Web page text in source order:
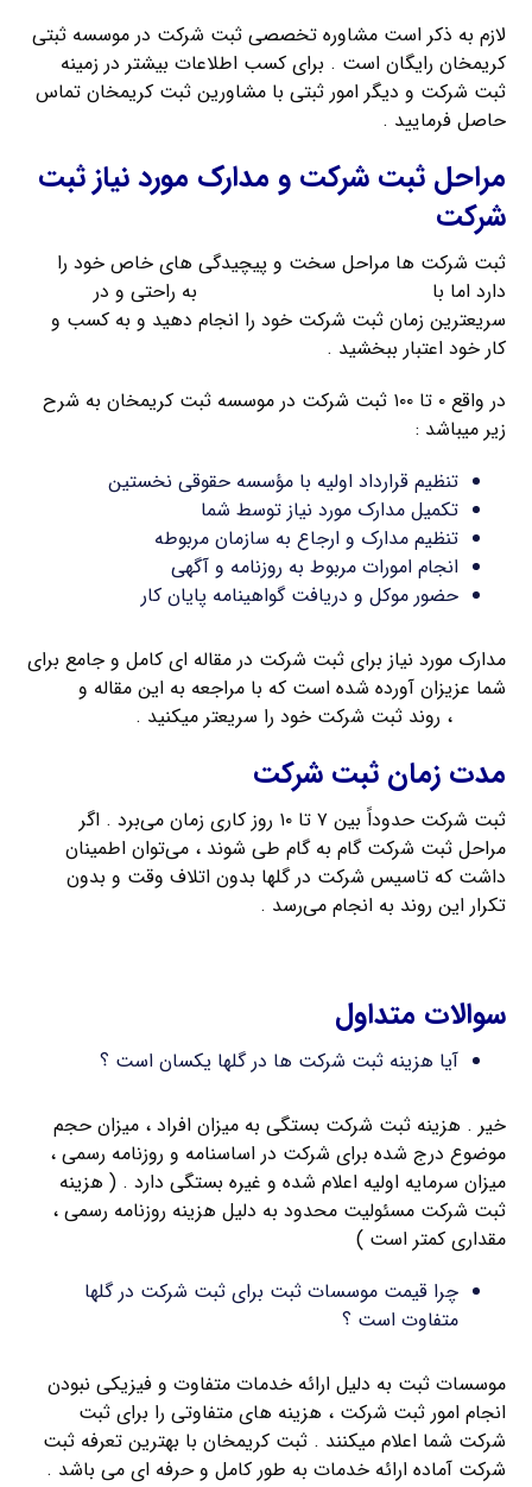
لازم به ذکر است مشاوره تخصصی ثبت شرکت در موسسه ثبتی
کریمخان رایگان است . برای کسب اطلاعات بیشتر در زمینه
ثبت شرکت و دیگر امور ثبتی با مشاورین ثبت کریمخان تماس
حاصل فرمایید .
مراحل ثبت شرکت و مدارک مورد نیاز ثبت
شرکت
ثبت شرکت ها مراحل سخت و پیچیدگی های خاص خود را
دارد اما با
به راحتی و در
سریعترین زمان ثبت شرکت خود را انجام دهید و به کسب و
کار خود اعتبار ببخشید .
در واقع ۰ تا ۱۰۰ ثبت شرکت در موسسه ثبت کریمخان به شرح
زیر میباشد :
تنظیم قرارداد اولیه با مؤسسه حقوقی نخستین
تکمیل مدارک مورد نیاز توسط شما
تنظیم مدارک و ارجاع به سازمان مربوطه
انجام امورات مربوط به روزنامه و آگهی
حضور موکل و دریافت گواهینامه پایان کار
مدارک مورد نیاز برای ثبت شرکت در مقاله ای کامل و جامع برای
شما عزیزان آورده شده است که با مراجعه به این مقاله و
، روند ثبت شرکت خود را سریعتر میکنید .
مدت زمان ثبت شرکت
ثبت شرکت حدوداً بین ۷ تا ۱۰ روز کاری زمان می‌برد . اگر
مراحل ثبت شرکت گام به گام طی شوند ، می‌توان اطمینان
داشت که تاسیس شرکت در گلها بدون اتلاف وقت و بدون
تکرار این روند به انجام می‌رسد .
سوالات متداول
آیا هزینه ثبت شرکت ها در گلها یکسان است ؟
خیر . هزینه ثبت شرکت بستگی به میزان افراد ، میزان حجم
موضوع درج شده برای شرکت در اساسنامه و روزنامه رسمی ،
میزان سرمایه اولیه اعلام شده و غیره بستگی دارد . ( هزینه
ثبت شرکت مسئولیت محدود به دلیل هزینه روزنامه رسمی ،
مقداری کمتر است )
چرا قیمت موسسات ثبت برای ثبت شرکت در گلها
متفاوت است ؟
موسسات ثبت به دلیل ارائه خدمات متفاوت و فیزیکی نبودن
انجام امور ثبت شرکت ، هزینه های متفاوتی را برای ثبت
شرکت شما اعلام میکنند . ثبت کریمخان با بهترین تعرفه ثبت
شرکت آماده ارائه خدمات به طور کامل و حرفه ای می باشد .